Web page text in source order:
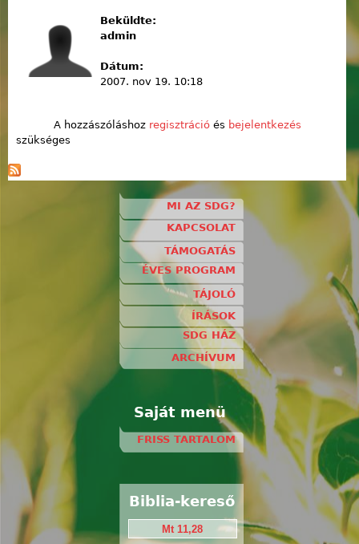
Beküldte:
admin
Dátum:
2007. nov 19. 10:18
A hozzászóláshoz regisztrációés bejelentkezés
szükséges
MI AZ SDG?
KAPCSOLAT
TÁMOGATÁS
ÉVES PROGRAM
TÁJOLÓ
ÍRÁSOK
SDG HÁZ
ARCHÍVUM
Saját menü
FRISS TARTALOM
Biblia-kereső